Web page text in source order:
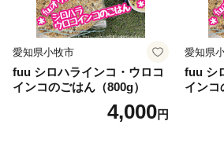
愛知県小牧市
fuu シロハラインコ・ウロコ
インコのごはん（800g）
4,000円
愛知県
fuu シ
インコ